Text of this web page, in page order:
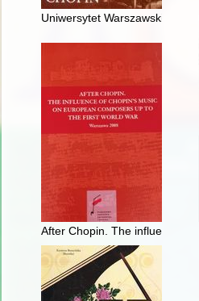
Uniwersytet Warszawski i
After Chopin. The influence of